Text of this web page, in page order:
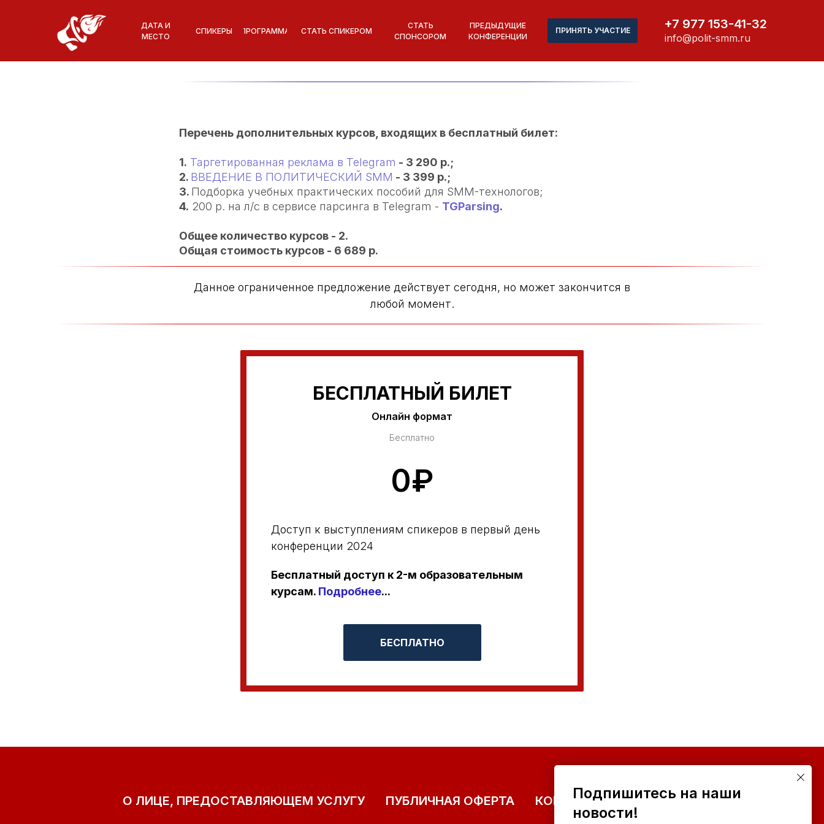
+7 977 153-41-32
ДАТА И
МЕСТО
info@polit-smm.ru
СПИКЕРЫ ПРОГРАММА
ПРЕДЫДУЩИЕ
КОНФЕРЕНЦИИ
СТАТЬ СПИКЕРОМ ПРИНЯТЬ УЧАСТИЕ
СТАТЬ
СПОНСОРОМ
Подпишитесь на наши
новости!
Перечень дополнительных курсов, входящих в бесплатный билет:
1. Таргетированная реклама в Telegram - 3 290 р.;
2. ВВЕДЕНИЕ В ПОЛИТИЧЕСКИЙ SMM - 3 399 р.;
3. Подборка учебных практических пособий для SMM-технологов;
4. 200 р. на л/с в сервисе парсинга в Telegram - TGParsing.
Общее количество курсов - 2.
Общая стоимость курсов - 6 689 р.
Данное ограниченное предложение действует сегодня, но может закончится в
любой момент.
БЕСПЛАТНЫЙ БИЛЕТ
Онлайн формат
Бесплатно
0₽
Доступ к выступлениям спикеров в первый день
конференции 2024
Бесплатный доступ к 2-м образовательным
курсам. Подробнее...
БЕСПЛАТНО
О ЛИЦЕ, ПРЕДОСТАВЛЯЮЩЕМ УСЛУГУ ПУБЛИЧНАЯ ОФЕРТА КОНТАКТЫ ОРГКОМИТЕТА